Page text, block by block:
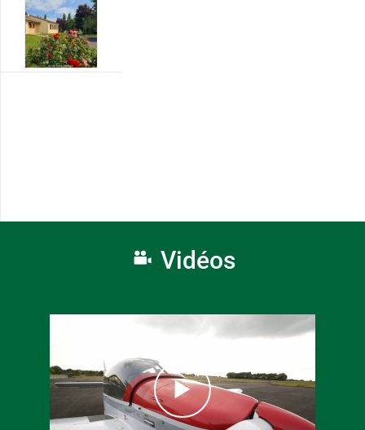
Vidéos